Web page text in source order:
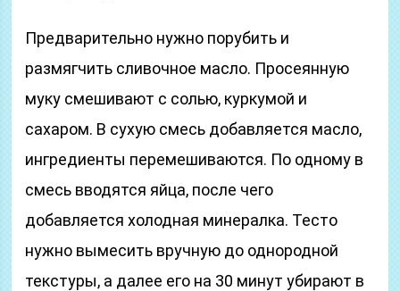
Предварительно нужно порубить и
размягчить сливочное масло. Просеянную
муку смешивают с солью, куркумой и
сахаром. В сухую смесь добавляется масло,
ингредиенты перемешиваются. По одному в
смесь вводятся яйца, после чего
добавляется холодная минералка. Тесто
нужно вымесить вручную до однородной
текстуры, а далее его на 30 минут убирают в